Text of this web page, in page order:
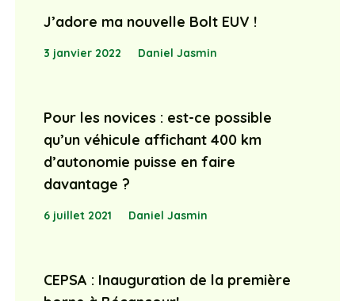
J’adore ma nouvelle Bolt EUV !
3 janvier 2022 Daniel Jasmin
Pour les novices : est-ce possible
qu’un véhicule affichant 400 km
d’autonomie puisse en faire
davantage ?
6 juillet 2021 Daniel Jasmin
CEPSA : Inauguration de la première